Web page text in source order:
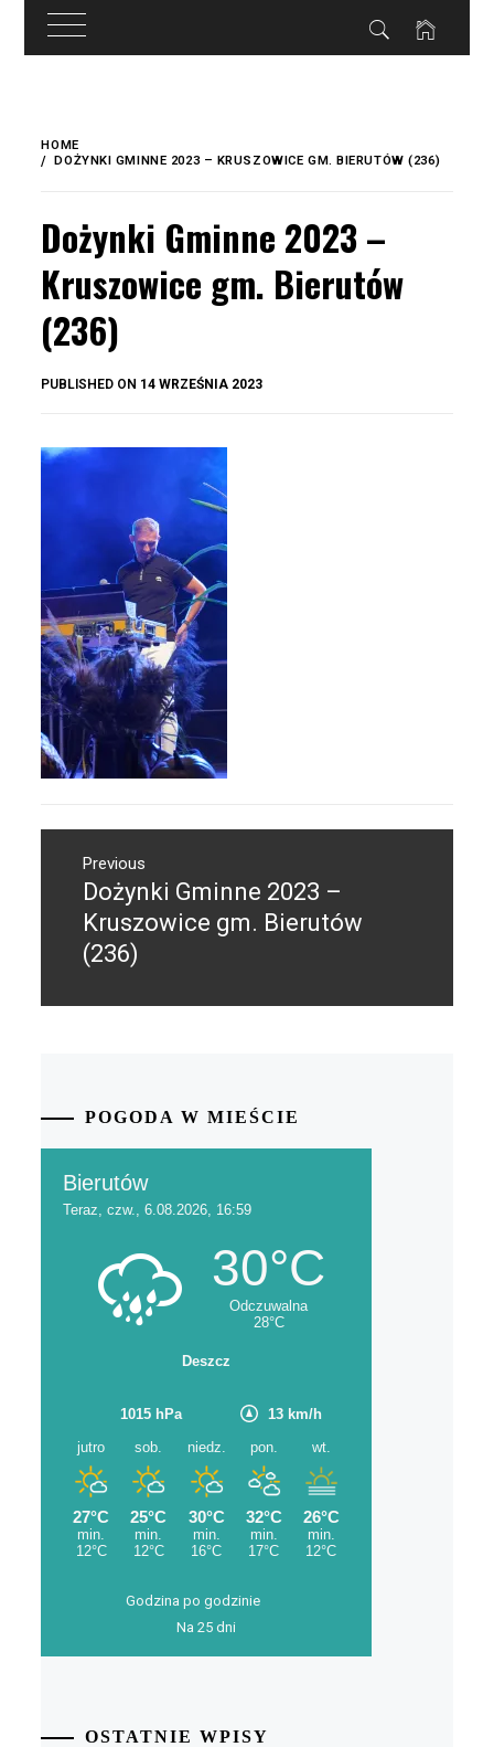
treści
content
HOME
DOŻYNKI GMINNE 2023 – KRUSZOWICE GM. BIERUTÓW (236)
Dożynki Gminne 2023 –
Kruszowice gm. Bierutów
(236)
PUBLISHED ON 14 WRZEŚNIA 2023
wpisuPrevious
Previous
post:
Dożynki Gminne 2023 –
Kruszowice gm. Bierutów
(236)
POGODA W MIEŚCIE
Godzina po godzinie
Na 25 dni
OSTATNIE WPISY